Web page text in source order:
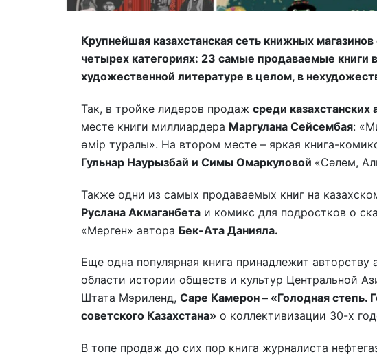
Крупнейшая казахстанская сеть книжных
четырех категориях: 23 самые продаваемые книги
художественной литературе в целом, в
Так, в тройке лидеров продаж среди казахстанских
месте книги миллиардера Маргулана Сейсембая:
өмiр туралы». На втором месте – яркая книга-
Гульнар Наурызбай и Симы Омаркуловой «Сәлем,
Также одни из самых продаваемых книг на
Руслана Акмаганбета и комикс для подростков о
«Мерген» автора Бек-Ата Данияла.
Еще одна популярная книга принадлежит авторству
области истории обществ и культур Центральной
Штата Мэриленд, Саре Камерон – «Голодная степь.
советского Казахстана» о коллективизации 30-х
В топе продаж до сих пор книга журналиста